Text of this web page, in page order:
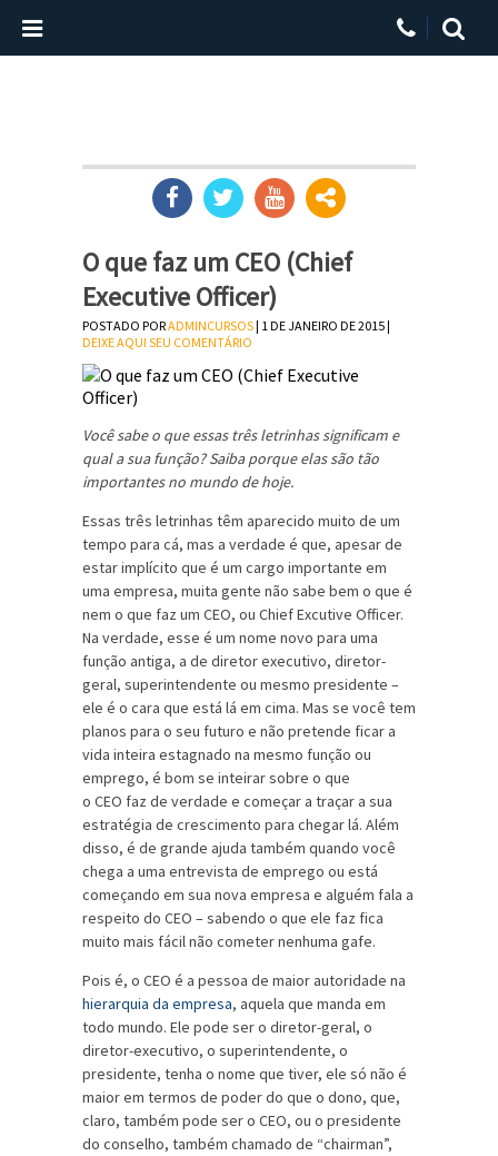
O que faz um CEO (Chief
Executive Officer)
POSTADO PORADMINCURSOS| 1 DE JANEIRO DE 2015 |
DEIXE AQUI SEU COMENTÁRIO
Você sabe o que essas três letrinhas significam e
qual a sua função? Saiba porque elas são tão
importantes no mundo de hoje.
Essas três letrinhas têm aparecido muito de um
tempo para cá, mas a verdade é que, apesar de
estar implícito que é um cargo importante em
uma empresa, muita gente não sabe bem o que é
nem o que faz um CEO, ou Chief Excutive Officer.
Na verdade, esse é um nome novo para uma
função antiga, a de diretor executivo, diretor-
geral, superintendente ou mesmo presidente –
ele é o cara que está lá em cima. Mas se você tem
planos para o seu futuro e não pretende ficar a
vida inteira estagnado na mesmo função ou
emprego, é bom se inteirar sobre o que
o CEO faz de verdade e começar a traçar a sua
estratégia de crescimento para chegar lá. Além
disso, é de grande ajuda também quando você
chega a uma entrevista de emprego ou está
começando em sua nova empresa e alguém fala a
respeito do CEO – sabendo o que ele faz fica
muito mais fácil não cometer nenhuma gafe.
Pois é, o CEO é a pessoa de maior autoridade na
hierarquia da empresa, aquela que manda em
todo mundo. Ele pode ser o diretor-geral, o
diretor-executivo, o superintendente, o
presidente, tenha o nome que tiver, ele só não é
maior em termos de poder do que o dono, que,
claro, também pode ser o CEO, ou o presidente
do conselho, também chamado de “chairman”,